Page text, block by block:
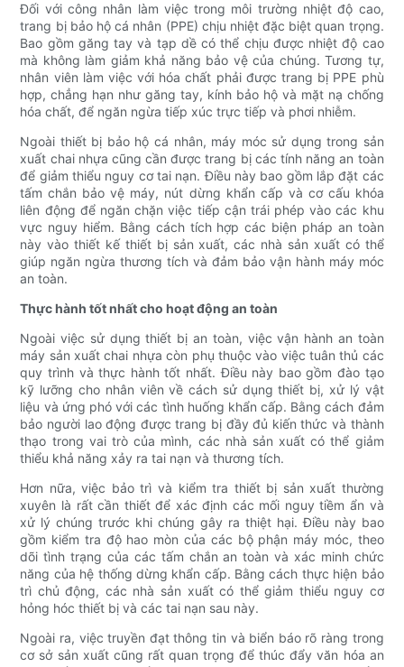
Đối với công nhân làm việc trong môi trường nhiệt độ cao,
trang bị bảo hộ cá nhân (PPE) chịu nhiệt đặc biệt quan trọng.
Bao gồm găng tay và tạp dề có thể chịu được nhiệt độ cao
mà không làm giảm khả năng bảo vệ của chúng. Tương tự,
nhân viên làm việc với hóa chất phải được trang bị PPE phù
hợp, chẳng hạn như găng tay, kính bảo hộ và mặt nạ chống
hóa chất, để ngăn ngừa tiếp xúc trực tiếp và phơi nhiễm.
Ngoài thiết bị bảo hộ cá nhân, máy móc sử dụng trong sản
xuất chai nhựa cũng cần được trang bị các tính năng an toàn
để giảm thiểu nguy cơ tai nạn. Điều này bao gồm lắp đặt các
tấm chắn bảo vệ máy, nút dừng khẩn cấp và cơ cấu khóa
liên động để ngăn chặn việc tiếp cận trái phép vào các khu
vực nguy hiểm. Bằng cách tích hợp các biện pháp an toàn
này vào thiết kế thiết bị sản xuất, các nhà sản xuất có thể
giúp ngăn ngừa thương tích và đảm bảo vận hành máy móc
an toàn.
Thực hành tốt nhất cho hoạt động an toàn
Ngoài việc sử dụng thiết bị an toàn, việc vận hành an toàn
máy sản xuất chai nhựa còn phụ thuộc vào việc tuân thủ các
quy trình và thực hành tốt nhất. Điều này bao gồm đào tạo
kỹ lưỡng cho nhân viên về cách sử dụng thiết bị, xử lý vật
liệu và ứng phó với các tình huống khẩn cấp. Bằng cách đảm
bảo người lao động được trang bị đầy đủ kiến ​​thức và thành
thạo trong vai trò của mình, các nhà sản xuất có thể giảm
thiểu khả năng xảy ra tai nạn và thương tích.
Hơn nữa, việc bảo trì và kiểm tra thiết bị sản xuất thường
xuyên là rất cần thiết để xác định các mối nguy tiềm ẩn và
xử lý chúng trước khi chúng gây ra thiệt hại. Điều này bao
gồm kiểm tra độ hao mòn của các bộ phận máy móc, theo
dõi tình trạng của các tấm chắn an toàn và xác minh chức
năng của hệ thống dừng khẩn cấp. Bằng cách thực hiện bảo
trì chủ động, các nhà sản xuất có thể giảm thiểu nguy cơ
hỏng hóc thiết bị và các tai nạn sau này.
Ngoài ra, việc truyền đạt thông tin và biển báo rõ ràng trong
cơ sở sản xuất cũng rất quan trọng để thúc đẩy văn hóa an